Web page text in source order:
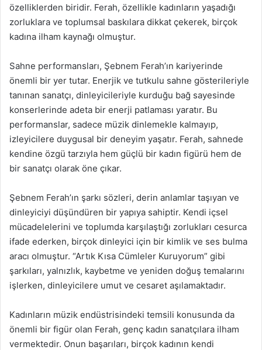
özelliklerden biridir. Ferah, özellikle kadınların yaşadığı
zorluklara ve toplumsal baskılara dikkat çekerek, birçok
kadına ilham kaynağı olmuştur.
Sahne performansları, Şebnem Ferah’ın kariyerinde
önemli bir yer tutar. Enerjik ve tutkulu sahne gösterileriyle
tanınan sanatçı, dinleyicileriyle kurduğu bağ sayesinde
konserlerinde adeta bir enerji patlaması yaratır. Bu
performanslar, sadece müzik dinlemekle kalmayıp,
izleyicilere duygusal bir deneyim yaşatır. Ferah, sahnede
kendine özgü tarzıyla hem güçlü bir kadın figürü hem de
bir sanatçı olarak öne çıkar.
Şebnem Ferah’ın şarkı sözleri, derin anlamlar taşıyan ve
dinleyiciyi düşündüren bir yapıya sahiptir. Kendi içsel
mücadelelerini ve toplumda karşılaştığı zorlukları cesurca
ifade ederken, birçok dinleyici için bir kimlik ve ses bulma
aracı olmuştur. “Artık Kısa Cümleler Kuruyorum” gibi
şarkıları, yalnızlık, kaybetme ve yeniden doğuş temalarını
işlerken, dinleyicilere umut ve cesaret aşılamaktadır.
Kadınların müzik endüstrisindeki temsili konusunda da
önemli bir figür olan Ferah, genç kadın sanatçılara ilham
vermektedir. Onun başarıları, birçok kadının kendi